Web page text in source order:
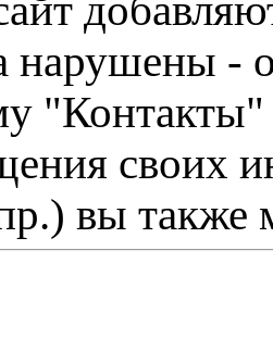
нарушены -
"Контакты"
своих
вы также